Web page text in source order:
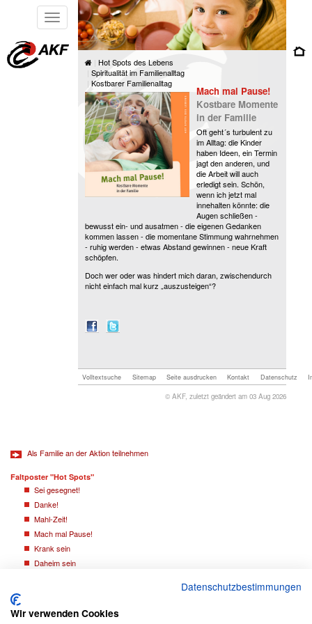
Toggle
navigation
Hot Spots des Lebens
Spiritualität im Familienalltag
Kostbarer Familienalltag
Mach mal Pause!
Kostbare Momente
in der Familie
Oft geht´s turbulent zu
im Alltag: die Kinder
haben Ideen, ein Termin
jagt den anderen, und
die Arbeit will auch
erledigt sein. Schön,
wenn ich jetzt mal
innehalten könnte: die
Augen schließen -
bewusst ein- und ausatmen - die eigenen Gedanken
kommen lassen - die momentane Stimmung wahrnehmen
- ruhig werden - etwas Abstand gewinnen - neue Kraft
schöpfen.
Doch wer oder was hindert mich daran, zwischendurch
nicht einfach mal kurz „auszusteigen“?
Volltextsuche Sitemap Seite ausdrucken Kontakt Datenschutz
© AKF, zuletzt geändert am 03 Aug 2026
Als Familie an der Aktion teilnehmen
Faltposter "Hot Spots"
Sei gesegnet!
Danke!
Mahl-Zeit!
Mach mal Pause!
Krank sein
Daheim sein
Hefte "Hot Spots"
Datenschutzbestimmungen
Wir verwenden Cookies